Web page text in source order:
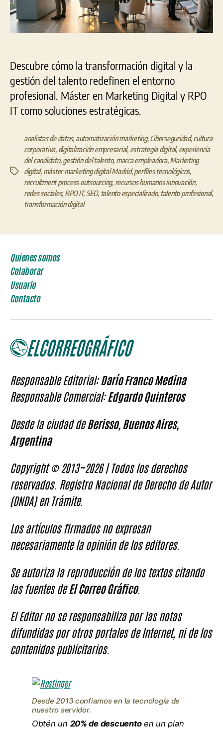
Descubre cómo la transformación digital y la
gestión del talento redefinen el entorno
profesional. Máster en Marketing Digital y RPO
IT como soluciones estratégicas.
Etiquetas
analistas de datos, automatización marketing,Ciberseguridad,cultura
corporativa, digitalización empresarial, estrategia digital, experiencia
del candidato,gestión del talento, marca empleadora,Marketing
digital, máster marketing digital Madrid,perfiles tecnológicos,
recruitment process outsourcing, recursos humanos innovación,
redes sociales, RPO IT,SEO, talento especializado, talento profesional,
transformación digital
Quienes somos
Colaborar
Usuario
Contacto
Responsable Editorial:Darío Franco Medina
Responsable Comercial:Edgardo Quinteros
Desde la ciudad deBerisso, Buenos Aires,
Argentina
Copyright © 2013~2026 | Todos los derechos
reservados. Registro Nacional de Derecho de Autor
(DNDA) en Trámite.
Los artículos firmados no expresan
necesariamente la opinión de los editores.
Se autoriza la reproducción de los textos citando
las fuentes deEl Correo Gráfico.
El Editor no se responsabiliza por las notas
difundidas por otros portales de Internet, ni de los
contenidos publicitarios.
Desde 2013 confiamos en la tecnología de
nuestro servidor.
Obtén un 20% de descuentoen un plan